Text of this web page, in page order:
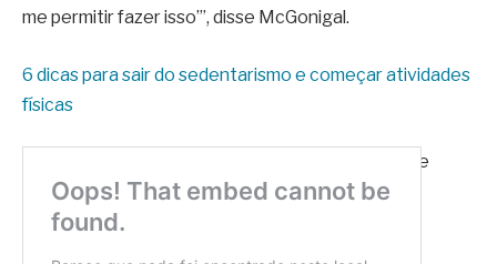
me permitir fazer isso’”, disse McGonigal.
6 dicas para sair do sedentarismo e começar atividades
físicas
*Com informações de Eryn Mathewson, da Meio e
Saúde Audio